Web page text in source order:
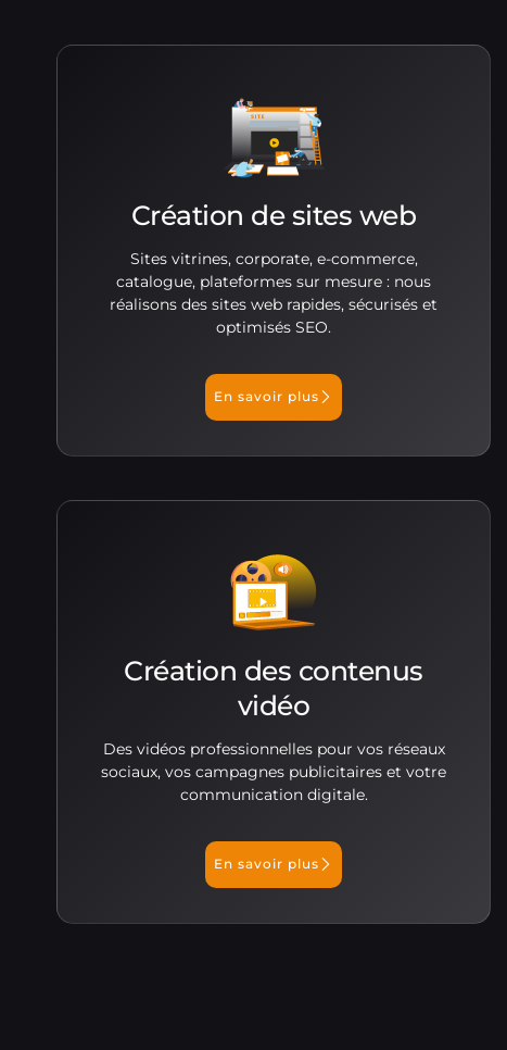
Création de sites web
Sites vitrines, corporate, e-commerce,
catalogue, plateformes sur mesure : nous
réalisons des sites web rapides, sécurisés et
optimisés SEO.
En savoir plus
Création des contenus
vidéo
Des vidéos professionnelles pour vos réseaux
sociaux, vos campagnes publicitaires et votre
communication digitale.
En savoir plus